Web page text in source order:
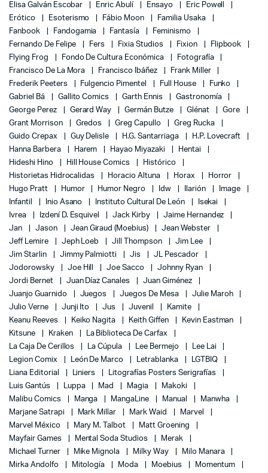
Elisa Galván Escobar
Enric Abulí Ensayo
Eric Powell
Erótico
Esoterismo Fábio Moon
Familia Usaka
Fanbook
Fandogamia Fantasía
Feminismo
Fernando De Felipe
Fers Fixia Studios Fixion
Flipbook
Flying Frog
Fondo De Cultura Económica
Fotografía
Francisco De La Mora
Francisco Ibáñez
Frank Miller
Frederik Peeters
Fulgencio Pimentel Full House
Funko
Gabriel Bá
Gallito Comics Garth Ennis
Gastronomía
George Perez
Gerard Way Germán Butze Glénat
Gore
Grant Morrison
Gredos Greg Capullo
Greg Rucka
Guido Crepax
Guy Delisle H.G. Santarriaga
H.P. Lovecraft
Hanna Barbera
Harem Hayao Miyazaki
Hentai
Hideshi Hino
Hill House Comics
Histórico
Historietas Hidrocalidas
Horacio Altuna Horax
Horror
Hugo Pratt
Humor Humor Negro Idw Ilarión
Image
Infantil
Inio Asano Instituto Cultural De León
Isekai
Ivrea
Izdení D. Esquivel Jack Kirby
Jaime Hernandez
Jan
Jason Jean Giraud (Moebius)
Jean Webster
Jeff Lemire
Jeph Loeb Jill Thompson
Jim Lee
Jim Starlin
Jimmy Palmiotti Jis
JL Pescador
Jodorowsky
Joe Hill Joe Sacco
Johnny Ryan
Jordi Bernet
Juan Díaz Canales
Juan Giménez
Juanjo Guarnido
Juegos Juegos De Mesa
Julie Maroh
Julio Verne
Junji Ito Jus Juvenil
Kamite
Keanu Reeves
Keiko Nagita Keith Giffen
Kevin Eastman
Kitsune
Kraken
La Biblioteca De Carfax
La Caja De Cerillos
La Cúpula Lee Bermejo
Lee Lai
Legion Comix
León De Marco Letrablanka
LGTBIQ
Liana Editorial
Liniers
Litografías Posters Serigrafías
Luis Gantús
Luppa Mad Magia
Makoki
Malibu Comics
Manga MangaLine Manual
Manwha
Marjane Satrapi
Mark Millar Mark Waid
Marvel
Marvel México
Mary M. Talbot
Matt Groening
Mayfair Games
Mental Soda Studios
Merak
Michael Turner
Mike Mignola Milky Way
Milo Manara
Mirka Andolfo
Mitología Moda Moebius
Momentum